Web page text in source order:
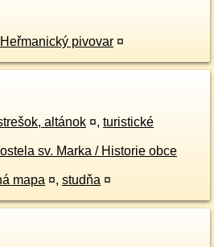
Heřmanický pivovar ¤
altánok ¤, turistické
sv. Marka / Historie obce
mapa ¤, studňa ¤